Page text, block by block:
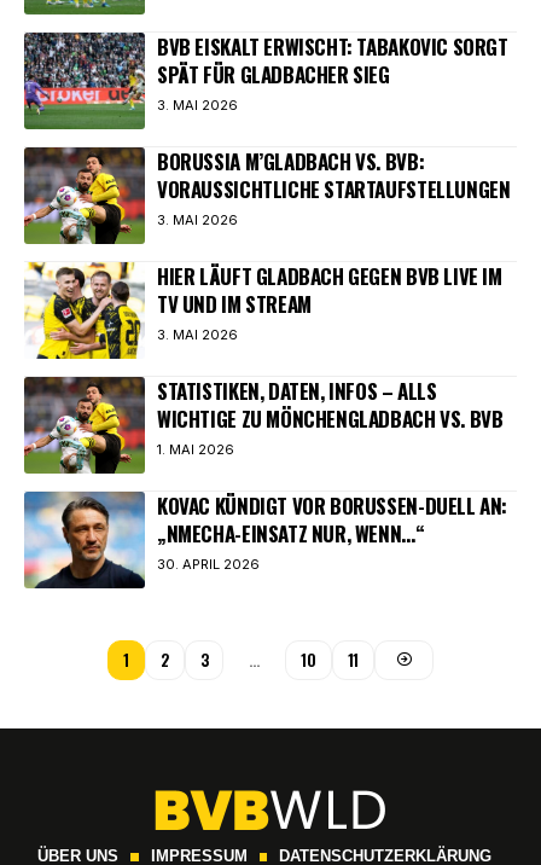
BVB EISKALT ERWISCHT: TABAKOVIC SORGT
SPÄT FÜR GLADBACHER SIEG
3. MAI 2026
BORUSSIA M’GLADBACH VS. BVB:
VORAUSSICHTLICHE STARTAUFSTELLUNGEN
3. MAI 2026
HIER LÄUFT GLADBACH GEGEN BVB LIVE IM
TV UND IM STREAM
3. MAI 2026
STATISTIKEN, DATEN, INFOS – ALLS
WICHTIGE ZU MÖNCHENGLADBACH VS. BVB
1. MAI 2026
KOVAC KÜNDIGT VOR BORUSSEN-DUELL AN:
„NMECHA-EINSATZ NUR, WENN…“
30. APRIL 2026
1 2 3 … 10 11
ÜBER UNS IMPRESSUM DATENSCHUTZERKLÄRUNG